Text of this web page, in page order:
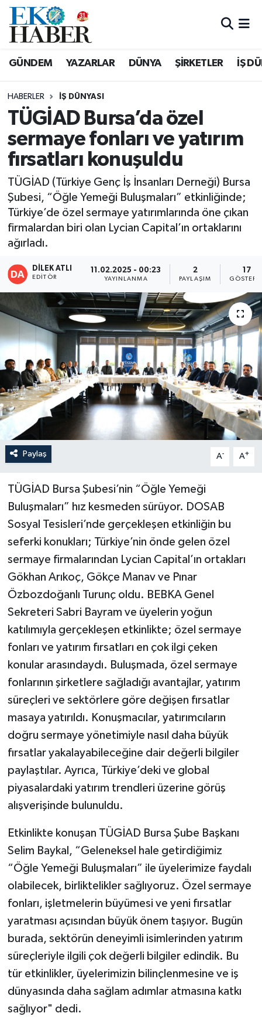
GÜNDEM YAZARLAR DÜNYA ŞİRKETLER İŞ
HABERLER İŞ DÜNYASI
TÜGİAD Bursa’da özel
sermaye fonları ve yatırım
fırsatları konuşuldu
TÜGİAD (Türkiye Genç İş İnsanları Derneği) Bursa
Şubesi, “Öğle Yemeği Buluşmaları” etkinliğinde;
Türkiye’de özel sermaye yatırımlarında öne çıkan
firmalardan biri olan Lycian Capital’ın ortaklarını
ağırladı.
DİLEK ATLI
EDITÖR
11.02.2025 - 00:23
YAYINLANMA
2
PAYLAŞIM
17
Paylaş A- A+
TÜGİAD Bursa Şubesi’nin “Öğle Yemeği
Buluşmaları” hız kesmeden sürüyor. DOSAB
Sosyal Tesisleri’nde gerçekleşen etkinliğin bu
seferki konukları; Türkiye’nin önde gelen özel
sermaye firmalarından Lycian Capital’ın ortakları
Gökhan Arıkoç, Gökçe Manav ve Pınar
Özbozdoğanlı Turunç oldu. BEBKA Genel
Sekreteri Sabri Bayram ve üyelerin yoğun
katılımıyla gerçekleşen etkinlikte; özel sermaye
fonları ve yatırım fırsatları en çok ilgi çeken
konular arasındaydı. Buluşmada, özel sermaye
fonlarının şirketlere sağladığı avantajlar, yatırım
süreçleri ve sektörlere göre değişen fırsatlar
masaya yatırıldı. Konuşmacılar, yatırımcıların
doğru sermaye yönetimiyle nasıl daha büyük
fırsatlar yakalayabileceğine dair değerli bilgiler
paylaştılar. Ayrıca, Türkiye’deki ve global
piyasalardaki yatırım trendleri üzerine görüş
alışverişinde bulunuldu.
Etkinlikte konuşan TÜGİAD Bursa Şube Başkanı
Selim Baykal, “Geleneksel hale getirdiğimiz
“Öğle Yemeği Buluşmaları” ile üyelerimize faydalı
olabilecek, birliktelikler sağlıyoruz. Özel sermaye
fonları, işletmelerin büyümesi ve yeni fırsatlar
yaratması açısından büyük önem taşıyor. Bugün
burada, sektörün deneyimli isimlerinden yatırım
süreçleriyle ilgili çok değerli bilgiler edindik. Bu
tür etkinlikler, üyelerimizin bilinçlenmesine ve iş
dünyasında daha sağlam adımlar atmasına katkı
sağlıyor" dedi.
Hava Durumu
Süper Lig Puan Durumu ve Fikstür
Tüm Manşetler
Son Dakika Haberleri
Haber Arşivi